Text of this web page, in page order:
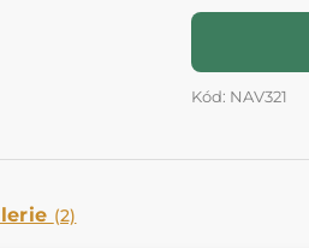
Kód: NAV321
(2)